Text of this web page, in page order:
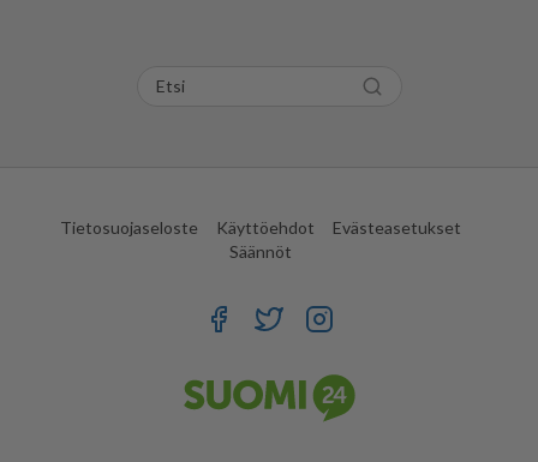
Tietosuojaseloste Käyttöehdot
Evästeasetukset
Säännöt